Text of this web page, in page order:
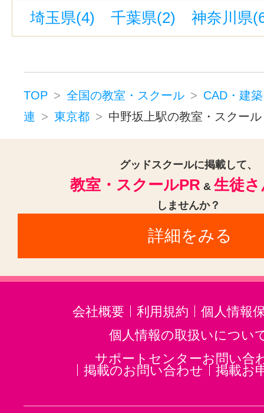
大井町駅(1)
四ツ谷駅(1) 池袋
埼玉県(4) 千葉県(2) 神奈川県
TOP 全国の教室・スクール
CAD・建
連
東京都 中野坂上駅の教室・スクール
グッドスクールに掲載して、
教室・スクールPR & 生徒
しませんか？
詳細をみる
会社概要 利用規約
個人情報
個人情報の取扱いについ
サポートセンターお問い合
掲載のお問い合わせ
掲載お